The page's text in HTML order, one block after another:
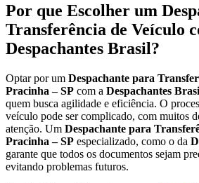
Por que Escolher um
Transferência de Veículo
Despachantes Brasil?
Optar por um Despachante para
Pracinha – SP com a Despachantes
quem busca agilidade e eficiência. O
veículo pode ser complicado, com muitos
atenção. Um Despachante para
Pracinha – SP especializado, como o da
garante que todos os documentos sejam
evitando problemas futuros.